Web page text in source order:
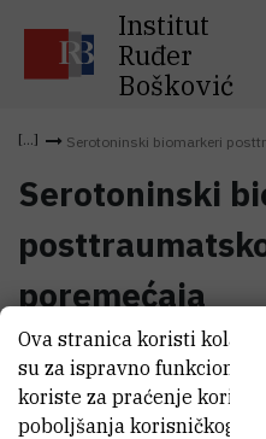
Institut
Ruđer
Bošković
Serotoninski biomarkeri
Serotoninski
poremećaja
Serotoninski
posttraumatskog
poremećaja
Ova stranica koristi
su za ispravno
koriste za praćenje
poboljšanja korisničkog